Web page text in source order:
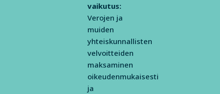
vaikutus:
Verojen ja
muiden
yhteiskunnallisten
velvoitteiden
maksaminen
oikeudenmukaisesti
ja